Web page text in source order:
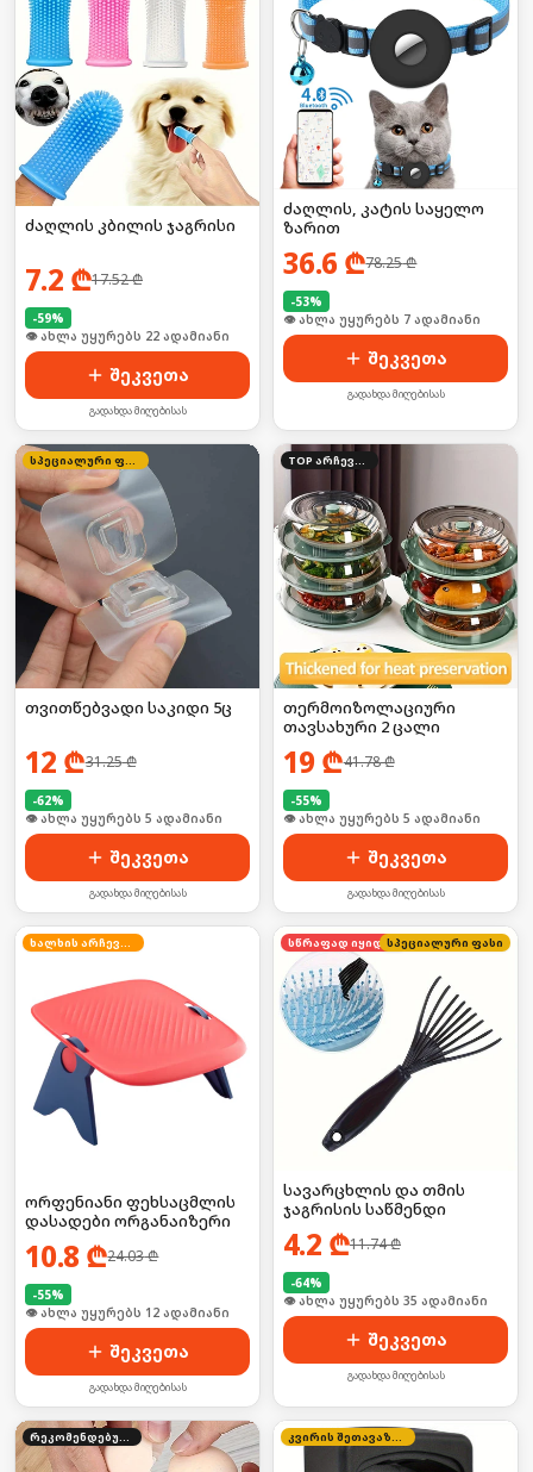
ძაღლის კბილის ჯაგრისი
7.2 ₾17.52₾
-59%
🛒 ბოლო 24სთ-ში იყიდა 29-მა
შეკვეთა
გადახდა მიღებისას
ძაღლის, კატის საყელო
ზარით
36.6 ₾78.25₾
-53%
🛒 ბოლო 24სთ-ში იყიდა 7-მა
შეკვეთა
გადახდა მიღებისას
სპეციალური ფასი
თვითწებვადი საკიდი 5ც
12 ₾31.25₾
-62%
🛒 ბოლო 24სთ-ში იყიდა 52-მა
შეკვეთა
გადახდა მიღებისას
TOP არჩევანი
თერმოიზოლაციური
თავსახური 2 ცალი
19 ₾41.78₾
-55%
🛒 ბოლო 24სთ-ში იყიდა 8-მა
შეკვეთა
გადახდა მიღებისას
ხალხის არჩევანი
ორფენიანი ფეხსაცმლის
დასადები ორგანაიზერი
10.8 ₾24.03₾
-55%
🛒 ბოლო 24სთ-ში იყიდა 16-მა
შეკვეთა
გადახდა მიღებისას
სწრაფად იყიდება
სპეციალური ფასი
სავარცხლის და თმის
ჯაგრისის საწმენდი
4.2 ₾11.74₾
-64%
🛒 ბოლო 24სთ-ში იყიდა 53-მა
შეკვეთა
გადახდა მიღებისას
რეკომენდებული კვირის შეთავაზება